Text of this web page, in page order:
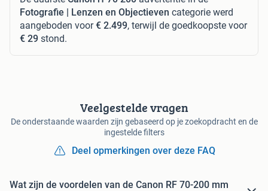
Fotografie | Lenzen en Objectieven categorie werd
aangeboden voor€ 2.499, terwijl de goedkoopste voor
€ 29 stond.
Veelgestelde vragen
De onderstaande waarden zijn gebaseerd op je zoekopdracht en de
ingestelde filters
Deel opmerkingen over deze FAQ
Wat zijn de voordelen van de Canon RF 70-200 mm